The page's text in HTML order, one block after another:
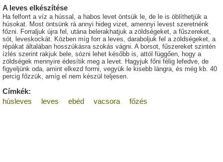
A leves elkészítése
Ha felforrt a víz a hússal, a habos levet öntsük le, de le is öblíthetjük a
húsokat. Most öntsünk rá annyi hideg vizet, amennyi levest szeretnénk
főzni. Forraljuk újra fel, utána belerakhatjuk a zöldségeket, a fűszereket,
sót, leveskockát. Közben míg forr a leves, daraboljuk fel a zöldségeket, a
répákat általában hosszúkásra szokás vágni. A borsot, fűszereket szintén
ízlés szerint rakjuk bele, sózni lehet később is, attól függően, hogy a
zöldségek mennyire édesítik meg a levet. Hagyjuk főni félig lefedve, de
figyeljünk oda, amint elkezd forrni, vegyük le kisebb lángra, és még kb. 40
percig főzzük, amíg el nem készül teljesen.
Címkék:
húsleves
leves ebéd vacsora főzés